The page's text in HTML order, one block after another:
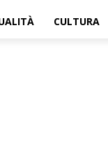
CULTURA